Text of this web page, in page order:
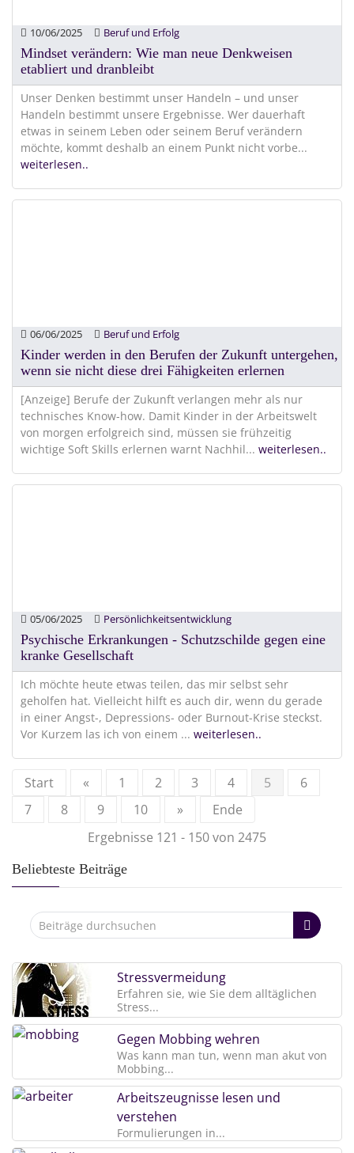
10/06/2025 Beruf und Erfolg
Mindset verändern: Wie man neue Denkweisen
etabliert und dranbleibt
Unser Denken bestimmt unser Handeln – und unser
Handeln bestimmt unsere Ergebnisse. Wer dauerhaft
etwas in seinem Leben oder seinem Beruf verändern
möchte, kommt deshalb an einem Punkt nicht vorbe...
weiterlesen..
06/06/2025 Beruf und Erfolg
Kinder werden in den Berufen der Zukunft untergehen,
wenn sie nicht diese drei Fähigkeiten erlernen
[Anzeige] Berufe der Zukunft verlangen mehr als nur
technisches Know-how. Damit Kinder in der Arbeitswelt
von morgen erfolgreich sind, müssen sie frühzeitig
wichtige Soft Skills erlernen warnt Nachhil... weiterlesen..
05/06/2025 Persönlichkeitsentwicklung
Psychische Erkrankungen - Schutzschilde gegen eine
kranke Gesellschaft
Ich möchte heute etwas teilen, das mir selbst sehr
geholfen hat. Vielleicht hilft es auch dir, wenn du gerade
in einer Angst-, Depressions- oder Burnout-Krise steckst.
Vor Kurzem las ich von einem ... weiterlesen..
Start « 1 2 3 4 5
6
7
8 9 10 »
Ende
Ergebnisse 121 - 150 von 2475
Beliebteste Beiträge
Stressvermeidung
Erfahren sie, wie Sie dem alltäglichen
Stress...
Gegen Mobbing wehren
Was kann man tun, wenn man akut von
Mobbing...
Arbeitszeugnisse lesen und
verstehen
Formulierungen in...